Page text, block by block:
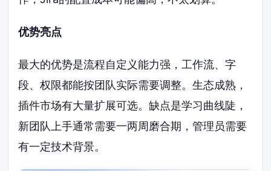
优势亮点
最大的优势是流程自定义能力强，工作流、字
段、权限都能按团队实际需要调整。生态成熟，
插件市场有大量扩展可选。缺点是学习曲线陡，
新团队上手通常需要一两周磨合期，管理员需要
有一定技术背景。